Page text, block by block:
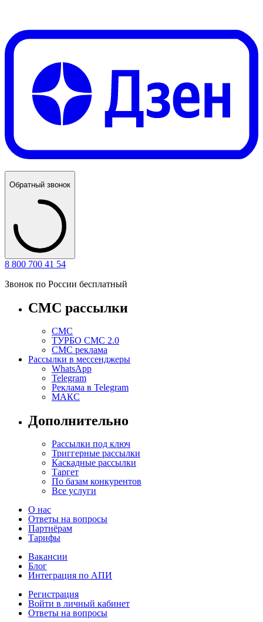
Обратный звонок
8 800 700 41 54
Звонок по России бесплатный
СМС рассылки
СМС
ТУРБО СМС 2.0
СМС реклама
Рассылки в мессенджеры
WhatsApp
Telegram
Реклама в Telegram
МАКС
Дополнительно
Рассылки под ключ
Триггерные рассылки
Каскадные рассылки
Таргет
По базам конкурентов
Все услуги
О нас
Ответы на вопросы
Партнёрам
Тарифы
Вакансии
Блог
Интеграция по АПИ
Регистрация
Войти в личный кабинет
Ответы на вопросы